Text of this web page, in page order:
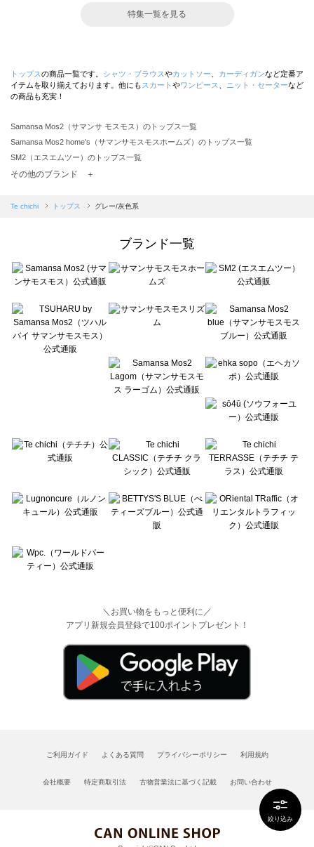
絞り込み
特集一覧を見る
トップスの商品一覧です。 シャツ・ブラウスやカットソー カーディガンなど定番ア
イテムを取り揃えております。他にも スカート やワンピース ニット・セーターなど
の商品も充実！
Samansa Mos2（サマンサ モスモス）のトップス一覧
Samansa Mos2 home's（サマンサモスモスホームズ）のトップス一覧
SM2（エスエムツー）のトップス一覧
TSUHARU by Samansa Mos2（ツハルバイサマンサモスモス）のトップス一覧
Samansa Mos2 blue（サマンサモスモス ブルー）のトップス一覧
sō4ū（ソウフォーユー）のトップス一覧
Te chichi（テチチ）のトップス一覧
Te chichi CLASSIC（テチチ クラシック）のトップス一覧
Lugnoncure（ルノンキュール）のトップス一覧
BETTY'S BLUE（べティーズブルー）のトップス一覧
Wpc.（ワールドパーティー）のトップス一覧
その他のブランド ＋
Te chichi トップス グレー/灰色系
ブランド一覧
＼お買い物をもっと便利に／
アプリ新規会員登録で100ポイントプレゼント！
ご利用ガイド よくある質問 プライバシーポリシー 利用規約
会社概要 特定商取引法 古物営業法に基づく記載 お問い合わせ